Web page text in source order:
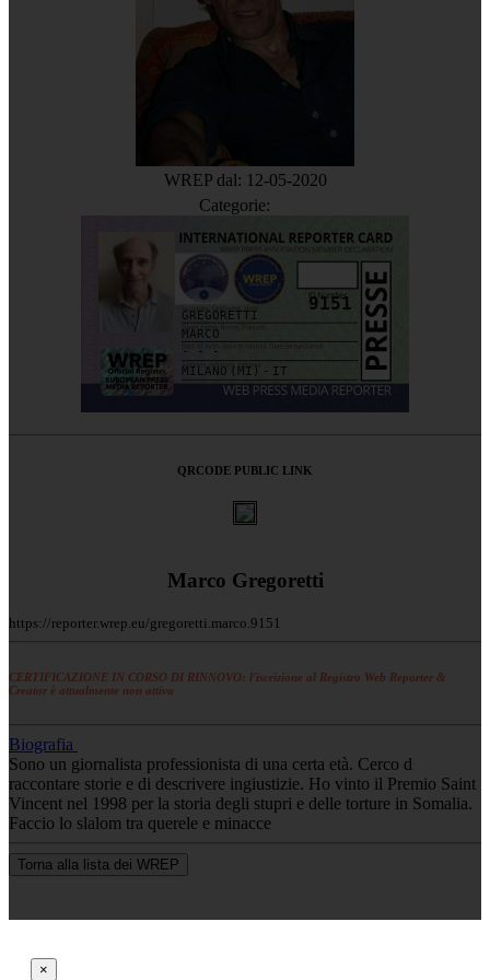
WREP dal: 12-05-2020
Categorie:
9151
GREGORETTI
MARCO
- - -
MILANO (MI) - IT
QRCODE PUBLIC LINK
Marco Gregoretti
https://reporter.wrep.eu/gregoretti.marco.9151
CERTIFICAZIONE IN CORSO DI RINNOVO: l'iscrizione al Registro Web Reporter &
Creator è attualmente non attiva
Biografia
Sono un giornalista professionista di una certa età. Cerco d
raccontare storie e di descrivere ingiustizie. Ho vinto il Premio Saint
Vincent nel 1998 per la storia degli stupri e delle torture in Somalia.
Faccio lo slalom tra querele e minacce
Torna alla lista dei WREP
×